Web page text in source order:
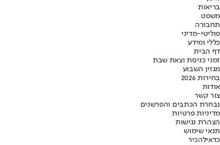
בריאות
משפט
תחבורה
פוליטי-מדיני
כללי ומידע
דף הבית
זמני כניסת וצאת שבת
מגזין השבוע
בחירות 2026
אודות
צור קשר
נבחרת הכתבים והפרשנים
מדיניות פרטיות
הצהרת נגישות
תנאי שימוש
כדאילהכיר